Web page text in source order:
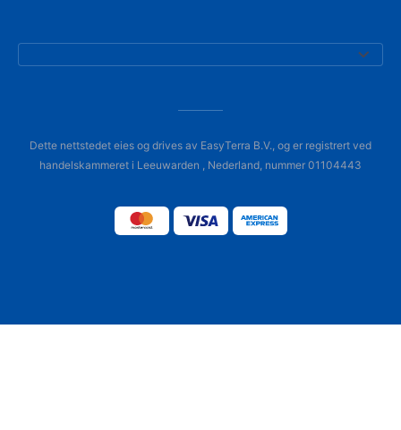
Dette nettstedet eies og drives av EasyTerra B.V., og er registrert ved
handelskammeret i Leeuwarden , Nederland, nummer 01104443